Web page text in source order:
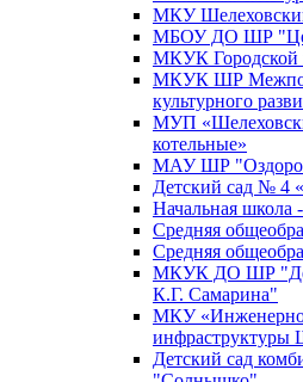
МКУ
МБОУ ДО ШР
МКУК Городской
МКУК ШР
культурного
МУП
котельные»
МАУ ШР
Детский сад № 4
Начальная школа
Средняя
Средняя
МКУК ДО ШР
К.Г. Самарина"
МКУ «Инженерно-
инфраструктуры
Детский сад